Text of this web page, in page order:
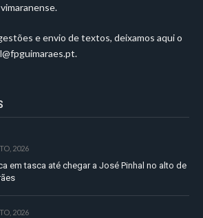
e envio de textos, deixamos aqui o
.
2026
em tasca até chegar a José Pinhal no alto de
2026